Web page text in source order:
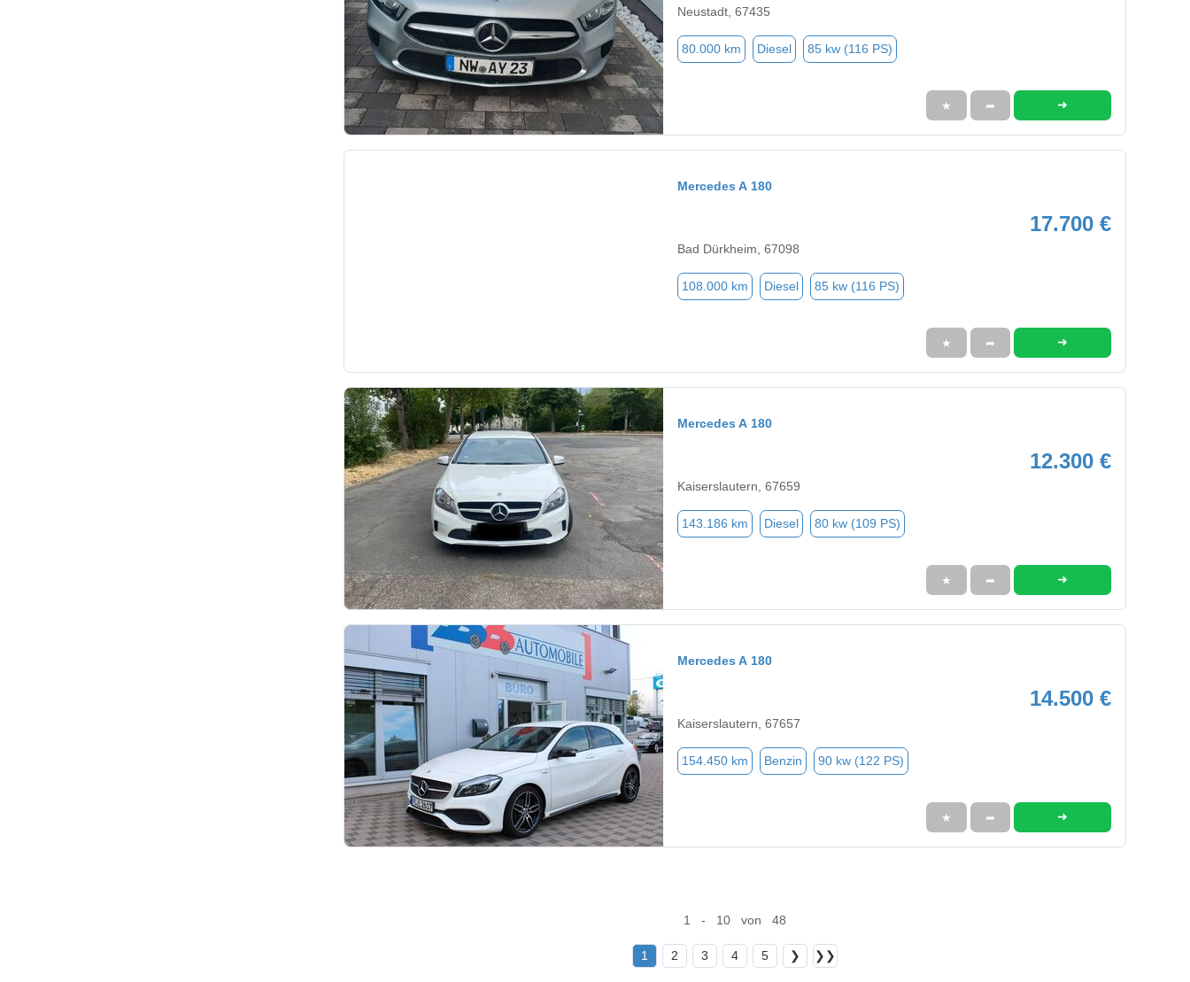
Neustadt, 67435
80.000 km Diesel 85 kw (116 PS)
★ ➦ ➜
Mercedes A 180
17.700 €
Bad Dürkheim, 67098
108.000 km Diesel 85 kw (116 PS)
★ ➦ ➜
Mercedes A 180
12.300 €
Kaiserslautern, 67659
143.186 km Diesel 80 kw (109 PS)
★ ➦ ➜
Mercedes A 180
14.500 €
Kaiserslautern, 67657
154.450 km Benzin 90 kw (122 PS)
★ ➦ ➜
1 - 10 von 48
1 2 3 4 5 ❯ ❯❯